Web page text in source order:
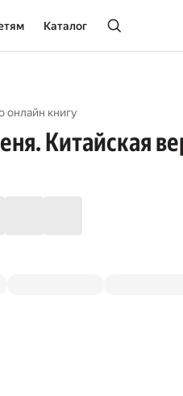
Каталог
онлайн книгу
Китайская